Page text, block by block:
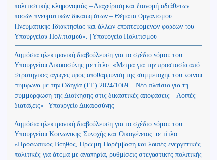
πολιτιστικής κληρονομιάς – Διαχείριση και διανομή αδιάθετων
ποσών πνευματικών δικαιωμάτων – Θέματα Οργανισμού
Πνευματικής Ιδιοκτησίας και άλλων εποπτευόμενων φορέων του
Υπουργείου Πολιτισμού». | Υπουργείο Πολιτισμού
Δημόσια ηλεκτρονική διαβούλευση για το σχέδιο νόμου του
Υπουργείου Δικαιοσύνης με τίτλο: «Μέτρα για την προστασία από
στρατηγικές αγωγές προς αποθάρρυνση της συμμετοχής του κοινού
σύμφωνα με την Οδηγία (ΕΕ) 2024/1069 – Νέο πλαίσιο για τη
συμμόρφωση της Διοίκησης στις δικαστικές αποφάσεις – Λοιπές
διατάξεις» | Υπουργείο Δικαιοσύνης
Δημόσια ηλεκτρονική διαβούλευση για το σχέδιο νόμου του
Υπουργείου Κοινωνικής Συνοχής και Οικογένειας με τίτλο
«Προσωπικός Βοηθός, Πρώιμη Παρέμβαση και λοιπές ενεργητικές
πολιτικές για άτομα με αναπηρία, ρυθμίσεις στεγαστικής πολιτικής